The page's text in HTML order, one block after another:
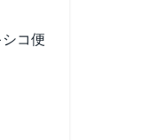
コ便